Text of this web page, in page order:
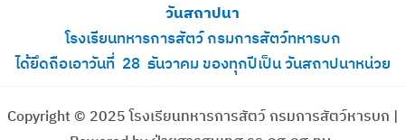
วันสถาปนา
โรงเรียนทหารการสัตว์ กรมการสัตว์ทหารบก
ได้ยึดถือเอาวันที่ 28 ธันวาคม ของทุกปีเป็น วันสถาปนาหน่วย
Copyright © 2025 โรงเรียนทหารการสัตว์ กรมการสัตว์หารบก |